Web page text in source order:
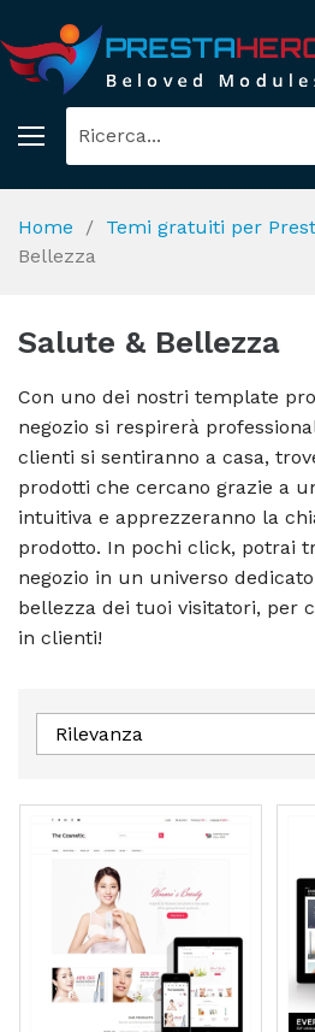
Home Temi gratuiti per
Bellezza
Salute & Bellezza
Con uno dei nostri template
negozio si respirerà
clienti si sentiranno a casa,
prodotti che cercano grazie a
intuitiva e apprezzeranno la
prodotto. In pochi click, potrai
negozio in un universo
bellezza dei tuoi visitatori, per
in clienti!
Rilevanza